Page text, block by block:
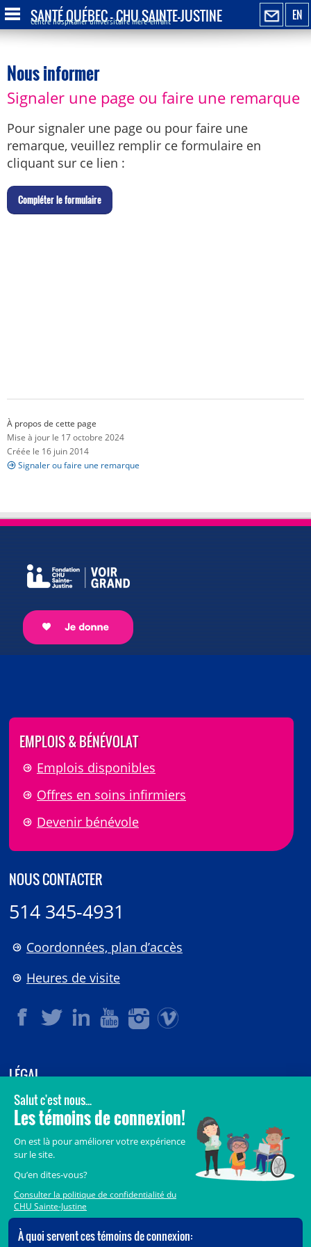
EN
SANTÉ QUÉBEC - CHU SAINTE-JUSTINE
Centre hospitalier universitaire mère-enfant
Nous informer
Signaler une page ou faire une remarque
Pour signaler une page ou pour faire une
remarque, veuillez remplir ce formulaire en
cliquant sur ce lien :
Compléter le formulaire
À propos de cette page
Mise à jour le 17 octobre 2024
Créée le 16 juin 2014
Signaler ou faire une remarque
EMPLOIS & BÉNÉVOLAT
Emplois disponibles
Offres en soins infirmiers
Devenir bénévole
NOUS CONTACTER
514 345-4931
Coordonnées, plan d’accès
Heures de visite
LÉGAL
© 2006-2026CHU Sainte-Justine.
Tous droits réservés.
Crédits
Accès aux documents des organismes publics